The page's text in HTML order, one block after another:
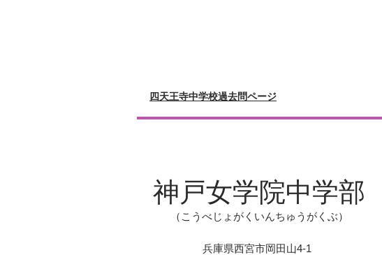
四天王寺中学校過去問ページ
神戸女学院中学部
（こうべじょがくいんちゅうがくぶ）
兵庫県西宮市岡田山4-1